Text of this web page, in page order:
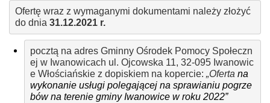
Ofertę wraz z wymaganymi dokumentami należy złożyć
do dnia 31.12.2021 r.
pocztą na adres Gminny Ośrodek Pomocy Społeczn
ej w Iwanowicach ul. Ojcowska 11, 32-095 Iwanowic
e Włościańskie z dopiskiem na kopercie: „Oferta na
wykonanie usługi polegającej na sprawianiu pogrze
bów na terenie gminy Iwanowice w roku 2022”